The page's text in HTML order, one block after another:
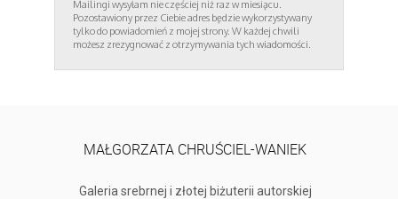
Mailingi wysyłam nie częściej niż raz w miesiącu.
Pozostawiony przez Ciebie adres będzie wykorzystywany
tylko do powiadomień z mojej strony. W każdej chwili
możesz zrezygnować z otrzymywania tych wiadomości.
MAŁGORZATA CHRUŚCIEL-WANIEK
Galeria srebrnej i złotej biżuterii autorskiej